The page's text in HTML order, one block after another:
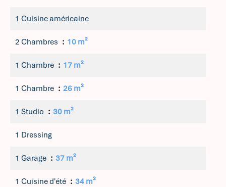
1 Cuisine américaine
2 Chambres 10 m²
1 Chambre 17 m²
1 Chambre 26 m²
1 Studio 30 m²
1 Dressing
1 Garage 37 m²
1 Cuisine d'été 34 m²